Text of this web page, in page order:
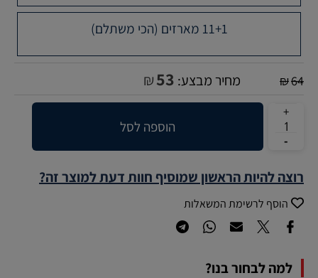
11+1 מארזים (הכי משתלם)
₪64 מחיר מבצע: ₪53
הוספה לסל
רוצה להיות הראשון שמוסיף חוות דעת למוצר זה?
הוסף לרשימת המשאלות
למה לבחור בנו?